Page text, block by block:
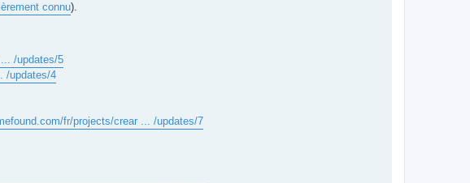
connu).
/updates/5
/updates/4
fr/projects/crear ... /updates/7